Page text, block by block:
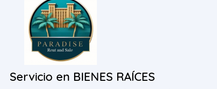
Servicio en BIENES RAÍCES